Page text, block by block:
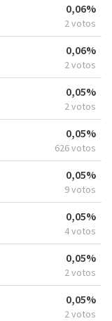
0,06%
2 votos
0,06%
2 votos
0,05%
2 votos
0,05%
626 votos
0,05%
9 votos
0,05%
4 votos
0,05%
2 votos
0,05%
2 votos